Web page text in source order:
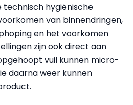
technisch hygiënische
van binnendringen,
en het voorkomen
zijn ook direct aan
vuil kunnen micro-
daarna weer kunnen